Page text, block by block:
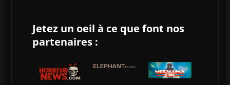
Jetez un oeil à ce que font nos
partenaires :